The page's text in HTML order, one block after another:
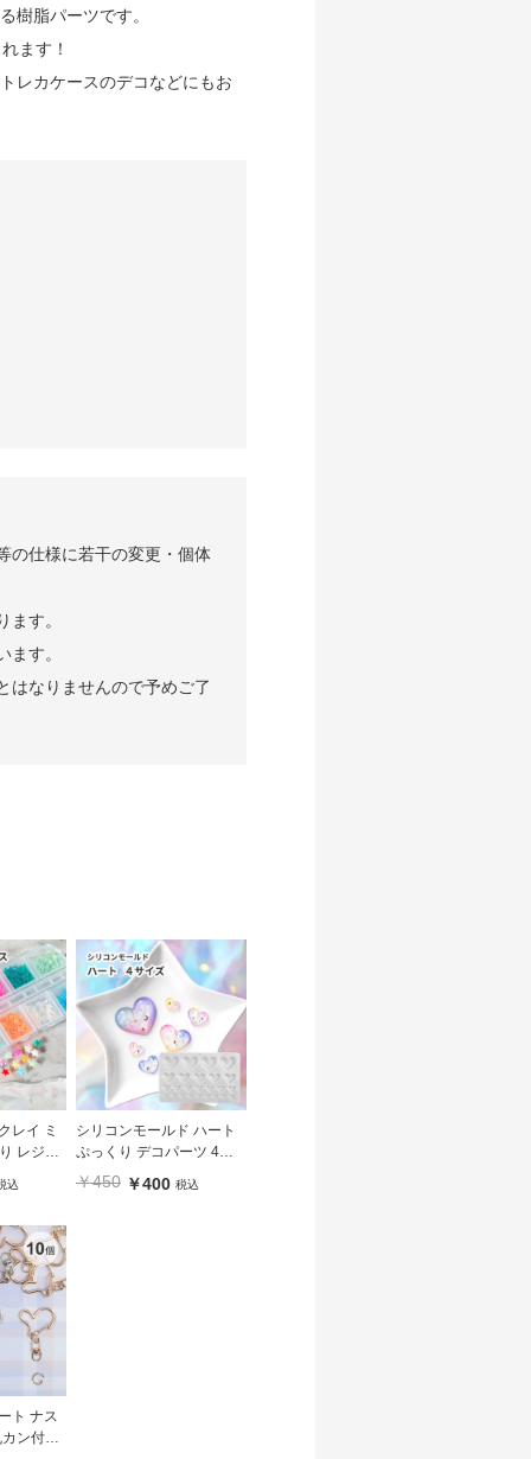
樹脂パーツです。
ます！
レカケースのデコなどにもお
の仕様に若干の変更・個体
す。
す。
はなりませんので予めご了
レイ ミ
レジン
込
シリコンモールド ハート
ぷっくり デコパーツ 4サ
イズ
￥450 ￥400 税込
ト ナス
ン付き